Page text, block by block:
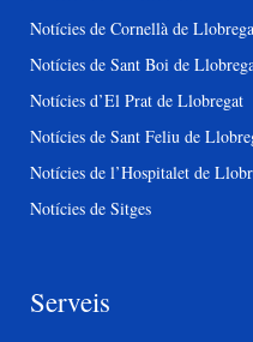
Notícies de Cornellà de
Notícies de Sant Boi de
Notícies d’El Prat de Llobregat
Notícies de Sant Feliu de
Notícies de l’Hospitalet de
Notícies de Sitges
Serveis